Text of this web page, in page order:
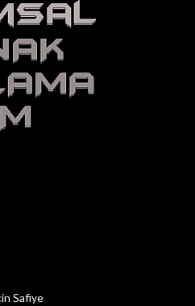
Safiye